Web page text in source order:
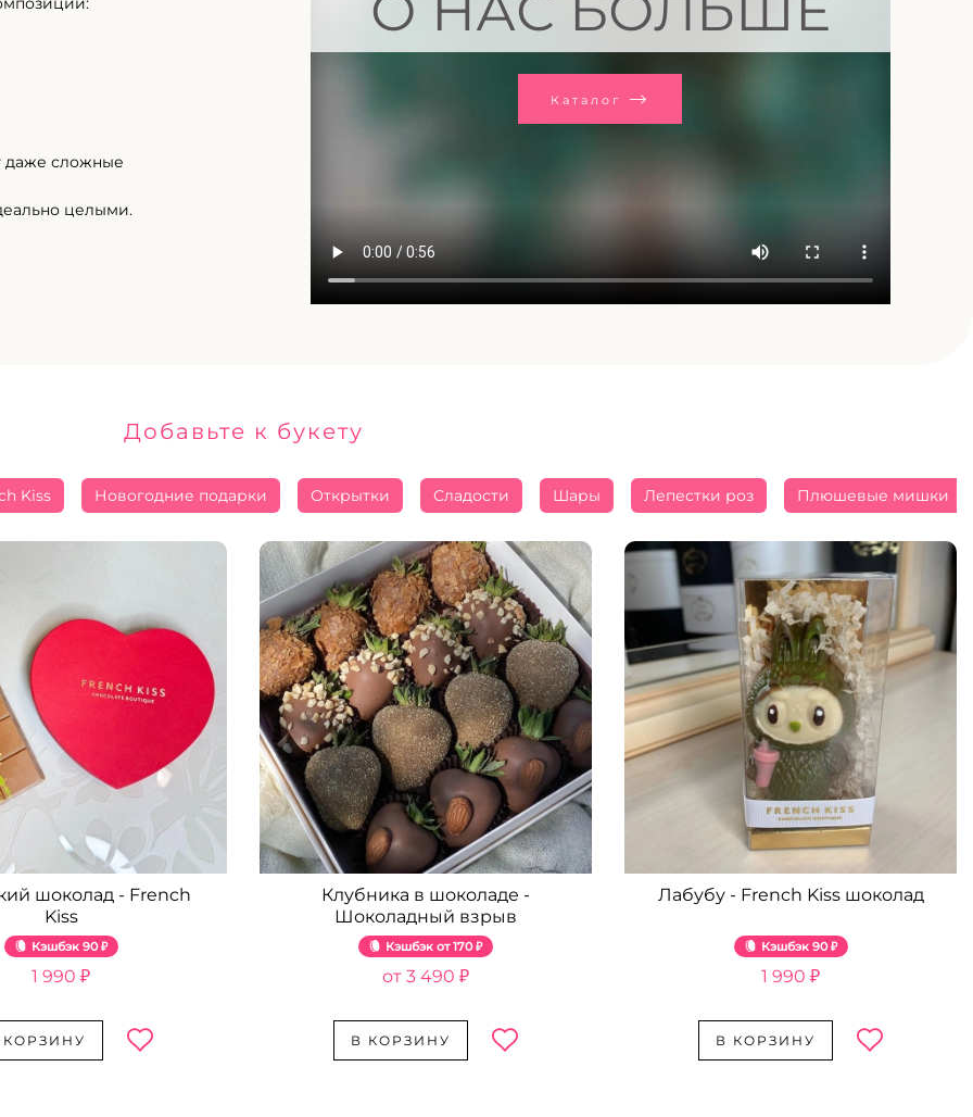
даже сложные
целыми.
Каталог
Добавьте к букету
Kiss Новогодние подарки Открытки Сладости Шары Лепестки роз Плюшевые мишки
шоколад - French
Kiss
Кэшбэк 90 ₽
1 990 ₽
КОРЗИНУ
Клубника в шоколаде -
Шоколадный взрыв
Кэшбэк 170 ₽
3 490 ₽
В КОРЗИНУ
Лабубу - French Kiss шоколад
Кэшбэк 90 ₽
1 990 ₽
В КОРЗИНУ